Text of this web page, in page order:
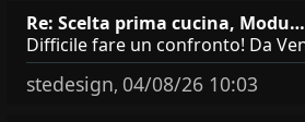
Re: Scelta prima cucina, Modu…
stedesign, 04/08/26 10:03